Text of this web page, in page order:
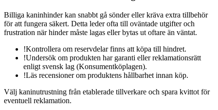
Billiga kaninhinder kan snabbt gå sönder eller kräva extra tillbehör
för att fungera säkert. Detta leder ofta till oväntade utgifter och
frustration när hinder måste lagas eller bytas ut oftare än väntat.
!Kontrollera om reservdelar finns att köpa till hindret.
!Undersök om produkten har garanti eller reklamationsrätt
enligt svensk lag (Konsumentköplagen).
!Läs recensioner om produktens hållbarhet innan köp.
Välj kaninutrustning från etablerade tillverkare och spara kvittot för
eventuell reklamation.